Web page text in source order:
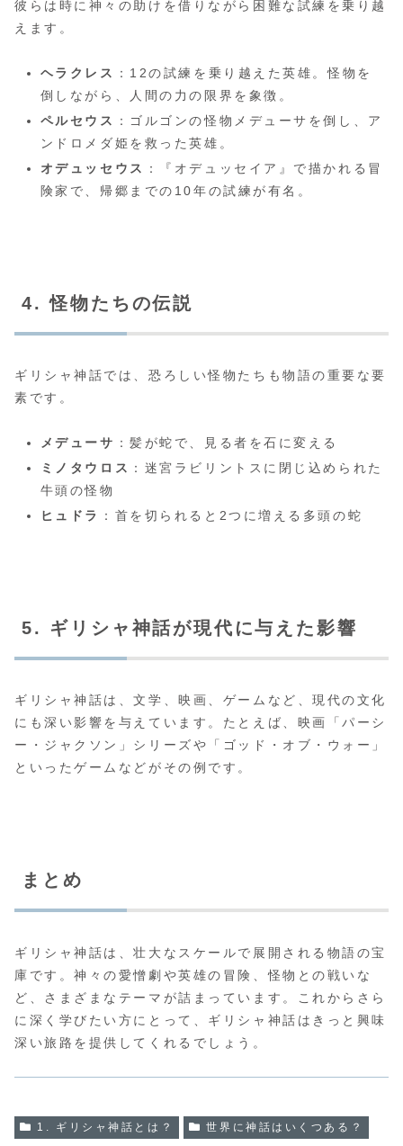
彼らは時に神々の助けを借りながら困難な試練を乗り越
えます。
ヘラクレス
：12の試練を乗り越えた英雄。怪物を
倒しながら、人間の力の限界を象徴。
ペルセウス
：ゴルゴンの怪物メデューサを倒し、ア
ンドロメダ姫を救った英雄。
オデュッセウス
：『オデュッセイア』で描かれる冒
険家で、帰郷までの10年の試練が有名。
4. 怪物たちの伝説
ギリシャ神話では、恐ろしい怪物たちも物語の重要な要
素です。
メデューサ ：髪が蛇で、見る者を石に変える
ミノタウロス ：迷宮ラビリントスに閉じ込められた
牛頭の怪物
ヒュドラ
：首を切られると2つに増える多頭の蛇
5. ギリシャ神話が現代に与えた影響
ギリシャ神話は、文学、映画、ゲームなど、現代の文化
にも深い影響を与えています。たとえば、映画「パーシ
ー・ジャクソン」シリーズや「ゴッド・オブ・ウォー」
といったゲームなどがその例です。
まとめ
ギリシャ神話は、壮大なスケールで展開される物語の宝
庫です。神々の愛憎劇や英雄の冒険、怪物との戦いな
ど、さまざまなテーマが詰まっています。これからさら
に深く学びたい方にとって、ギリシャ神話はきっと興味
深い旅路を提供してくれるでしょう。
1. ギリシャ神話とは？ 世界に神話はいくつある？